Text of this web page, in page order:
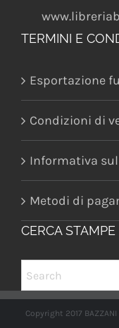
TERMINI E
Esportazione
Condizioni di
Informativa
Metodi di
CERCA STAMPE
Copyright 2017